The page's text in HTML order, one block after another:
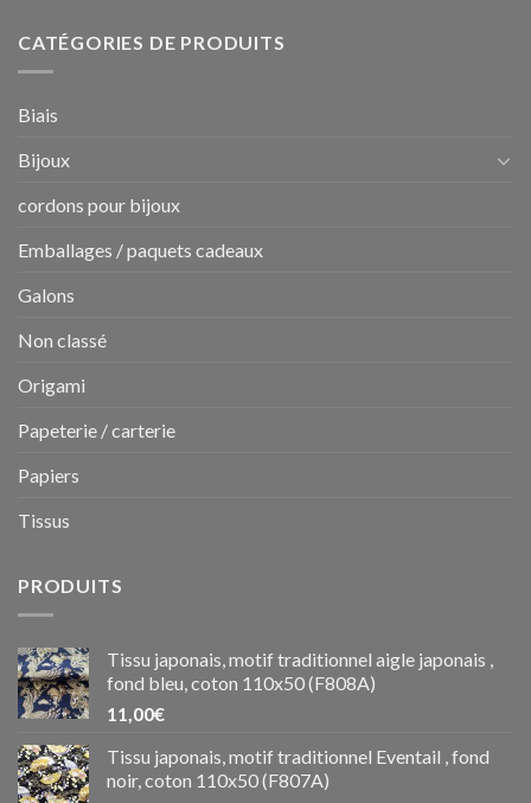
CATÉGORIES DE PRODUITS
Biais
Bijoux
cordons pour bijoux
Emballages / paquets cadeaux
Galons
Non classé
Origami
Papeterie / carterie
Papiers
Tissus
PRODUITS
Tissu japonais, motif traditionnel aigle japonais ,
fond bleu, coton 110x50 (F808A)
11,00€
Tissu japonais, motif traditionnel Eventail , fond
noir, coton 110x50 (F807A)